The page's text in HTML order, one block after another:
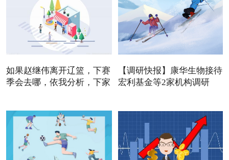
如果赵继伟离开辽篮，下赛
季会去哪，依我分析，下家
【调研快报】康华生物接待
宏利基金等2家机构调研